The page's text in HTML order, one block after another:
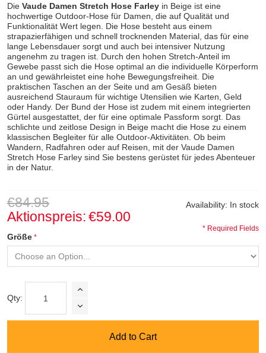
Die Vaude Damen Stretch Hose Farley in Beige ist eine
hochwertige Outdoor-Hose für Damen, die auf Qualität und
Funktionalität Wert legen. Die Hose besteht aus einem
strapazierfähigen und schnell trocknenden Material, das für eine
lange Lebensdauer sorgt und auch bei intensiver Nutzung
angenehm zu tragen ist. Durch den hohen Stretch-Anteil im
Gewebe passt sich die Hose optimal an die individuelle Körperform
an und gewährleistet eine hohe Bewegungsfreiheit. Die
praktischen Taschen an der Seite und am Gesäß bieten
ausreichend Stauraum für wichtige Utensilien wie Karten, Geld
oder Handy. Der Bund der Hose ist zudem mit einem integrierten
Gürtel ausgestattet, der für eine optimale Passform sorgt. Das
schlichte und zeitlose Design in Beige macht die Hose zu einem
klassischen Begleiter für alle Outdoor-Aktivitäten. Ob beim
Wandern, Radfahren oder auf Reisen, mit der Vaude Damen
Stretch Hose Farley sind Sie bestens gerüstet für jedes Abenteuer
in der Natur.
Availability: In stock
€84.95
Aktionspreis:€59.00
Größe
* Required Fields
Qty:
Add to Cart